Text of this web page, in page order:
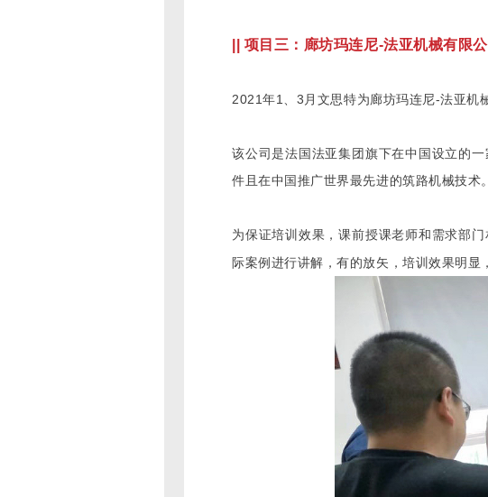
|| 项目三：廊坊玛连尼-法亚机械有限
2021年1、3月文思特为廊坊玛连尼-法亚机
该公司是法国法亚集团旗下在中国设立的
件且在中国推广世界最先进的筑路机械技术。
为保证培训效果，课前授课老师和需求部
际案例进行讲解，有的放矢，培训效果明显